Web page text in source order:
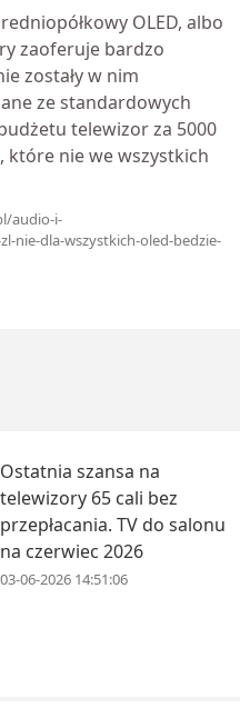
OLED, albo
zaoferuje bardzo
zostały w nim
ze standardowych
telewizor za 5000
które nie we wszystkich
audio-i-
nie-dla-wszystkich-oled-bedzie-
Ostatnia szansa na
telewizory 65 cali bez
przepłacania. TV do salonu
na czerwiec 2026
03-06-2026 14:51:06